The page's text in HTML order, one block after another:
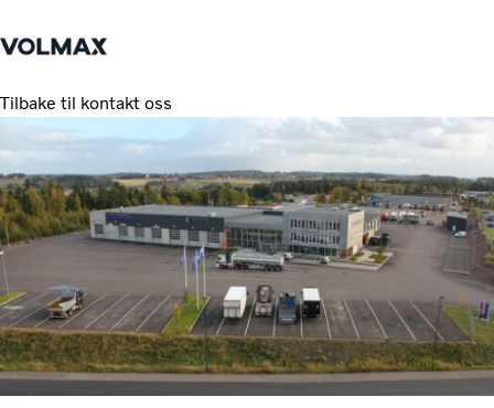
HjemLogg innTjenester
Lastebiler
Nyheter
Kontakt oss
Verksted & Service
Bestill time
Kurs og rådgivning
Tilbake til kontakt oss